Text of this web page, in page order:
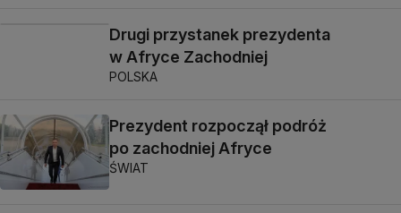
Drugi przystanek prezydenta
w Afryce Zachodniej
POLSKA
Prezydent rozpoczął podróż
po zachodniej Afryce
ŚWIAT